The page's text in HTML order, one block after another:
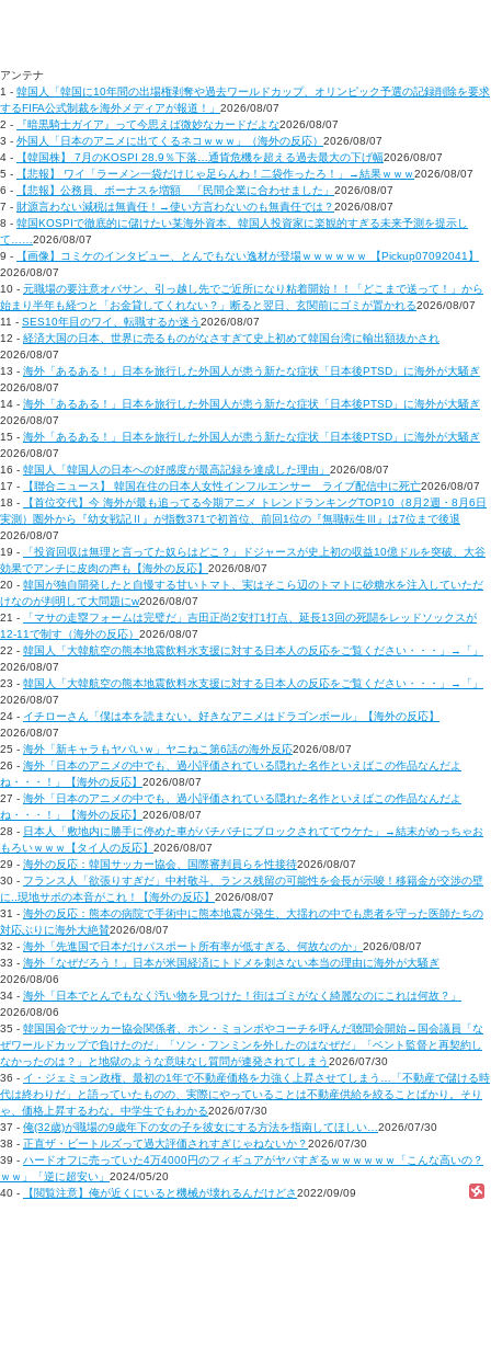
アンテナ
1 - 韓国人「韓国に10年間の出場権剥奪や過去ワールドカップ、オリンピック予選の記録削除を要求
するFIFA公式制裁を海外メディアが報道！」 2026/08/07
2 -
『暗黒騎士ガイア』って今思えば微妙なカードだよな2026/08/07
3 - 外国人「日本のアニメに出てくるネコｗｗｗ」（海外の反応） 2026/08/07
4 -
【韓国株】 7月のKOSPI 28.9％下落…通貨危機を超える過去最大の下げ幅2026/08/07
5 -
【悲報】 ワイ「ラーメン一袋だけじゃ足らんわ！二袋作ったろ！」→結果ｗｗｗ2026/08/07
6 -
【悲報】公務員、ボーナスを増額 「民間企業に合わせました」 2026/08/07
7 - 財源言わない減税は無責任！→使い方言わないのも無責任では？2026/08/07
8 - 韓国KOSPIで徹底的に儲けたい某海外資本、韓国人投資家に楽観的すぎる未来予測を提示し
て……2026/08/07
9 -
【画像】コミケのインタビュー、とんでもない逸材が登場ｗｗｗｗｗｗ 【Pickup07092041】
2026/08/07
10 - 元職場の要注意オバサン、引っ越し先でご近所になり粘着開始！！「どこまで送って！」から
始まり半年も経つと「お金貸してくれない？」断ると翌日、玄関前にゴミが置かれる2026/08/07
11 - SES10年目のワイ、転職するか迷う2026/08/07
12 - 経済大国の日本、世界に売るものがなさすぎて史上初めて韓国台湾に輸出額抜かされ
2026/08/07
13 - 海外「あるある！」日本を旅行した外国人が患う新たな症状「日本後PTSD」に海外が大騒ぎ
2026/08/07
14 - 海外「あるある！」日本を旅行した外国人が患う新たな症状「日本後PTSD」に海外が大騒ぎ
2026/08/07
15 - 海外「あるある！」日本を旅行した外国人が患う新たな症状「日本後PTSD」に海外が大騒ぎ
2026/08/07
16 - 韓国人「韓国人の日本への好感度が最高記録を達成した理由」 2026/08/07
17 -
【聯合ニュース】 韓国在住の日本人女性インフルエンサー ライブ配信中に死亡2026/08/07
18 -
【首位交代】今 海外が最も追ってる今期アニメ トレンドランキングTOP10（8月2週・8月6日
実測）圏外から『幼女戦記Ⅱ』が指数371で初首位、前回1位の『無職転生Ⅲ』は7位まで後退
2026/08/07
19 -
「投資回収は無理と言ってた奴らはどこ？」ドジャースが史上初の収益10億ドルを突破、大谷
効果でアンチに皮肉の声も【海外の反応】 2026/08/07
20 - 韓国が独自開発したと自慢する甘いトマト、実はそこら辺のトマトに砂糖水を注入していただ
けなのが判明して大問題にw2026/08/07
21 -
「マサの走塁フォームは完璧だ」吉田正尚2安打1打点、延長13回の死闘をレッドソックスが
12-11で制す（海外の反応） 2026/08/07
22 - 韓国人「大韓航空の熊本地震飲料水支援に対する日本人の反応をご覧ください・・・」→「」
2026/08/07
23 - 韓国人「大韓航空の熊本地震飲料水支援に対する日本人の反応をご覧ください・・・」→「」
2026/08/07
24 - イチローさん「僕は本を読まない。好きなアニメはドラゴンボール」【海外の反応】
2026/08/07
25 - 海外「新キャラもヤバいｗ」ヤニねこ第6話の海外反応2026/08/07
26 - 海外「日本のアニメの中でも、過小評価されている隠れた名作といえばこの作品なんだよ
ね・・・！」【海外の反応】 2026/08/07
27 - 海外「日本のアニメの中でも、過小評価されている隠れた名作といえばこの作品なんだよ
ね・・・！」【海外の反応】 2026/08/07
28 - 日本人「敷地内に勝手に停めた車がバチバチにブロックされててウケた」→結末がめっちゃお
もろいｗｗｗ【タイ人の反応】 2026/08/07
29 - 海外の反応：韓国サッカー協会、国際審判員らを性接待2026/08/07
30 - フランス人「欲張りすぎだ」中村敬斗、ランス残留の可能性を会長が示唆！移籍金が交渉の壁
に..現地サポの本音がこれ！【海外の反応】 2026/08/07
31 - 海外の反応：熊本の病院で手術中に熊本地震が発生、大揺れの中でも患者を守った医師たちの
対応ぶりに海外大絶賛2026/08/07
32 - 海外「先進国で日本だけパスポート所有率が低すぎる、何故なのか」 2026/08/07
33 - 海外「なぜだろう！」日本が米国経済にトドメを刺さない本当の理由に海外が大騒ぎ
2026/08/06
34 - 海外「日本でとんでもなく汚い物を見つけた！街はゴミがなく綺麗なのにこれは何故？」
2026/08/06
35 - 韓国国会でサッカー協会関係者、ホン・ミョンボやコーチを呼んだ聴聞会開始→国会議員「な
ぜワールドカップで負けたのだ」「ソン・フンミンを外したのはなぜだ」「ベント監督と再契約し
なかったのは？」と地獄のような意味なし質問が連発されてしまう2026/07/30
36 - イ・ジェミョン政権、最初の1年で不動産価格を力強く上昇させてしまう…「不動産で儲ける時
代は終わりだ」と語っていたものの、実際にやっていることは不動産供給を絞ることばかり。そり
ゃ、価格上昇するわな。中学生でもわかる2026/07/30
37 - 俺(32歳)が職場の9歳年下の女の子を彼女にする方法を指南してほしい…2026/07/30
38 - 正直ザ・ビートルズって過大評価されすぎじゃねないか？2026/07/30
39 - ハードオフに売っていた4万4000円のフィギュアがヤバすぎるｗｗｗｗｗｗ「こんな高いの？
ｗｗ」「逆に超安い」 2024/05/20
40 -
【閲覧注意】俺が近くにいると機械が壊れるんだけどさ2022/09/09